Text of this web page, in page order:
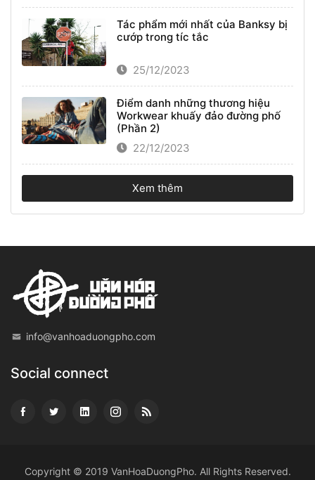
Tác phẩm mới nhất của Banksy bị
cướp trong tíc tắc
25/12/2023
Điểm danh những thương hiệu
Workwear khuấy đảo đường phố
(Phần 2)
22/12/2023
Xem thêm
info@vanhoaduongpho.com
Social connect
Copyright © 2019 VanHoaDuongPho. All Rights Reserved.